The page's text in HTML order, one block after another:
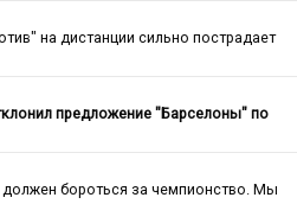
на дистанции сильно пострадает
предложение "Барселоны" по
бороться за чемпионство. Мы